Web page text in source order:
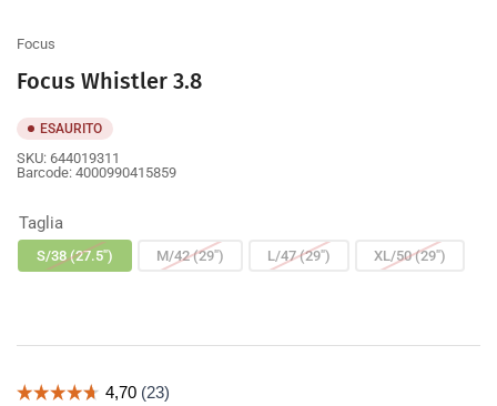
Focus
Focus Whistler 3.8
ESAURITO
SKU: 644019311
Barcode: 4000990415859
Taglia
S/38 (27.5") M/42 (29") L/47 (29") XL/50 (29")